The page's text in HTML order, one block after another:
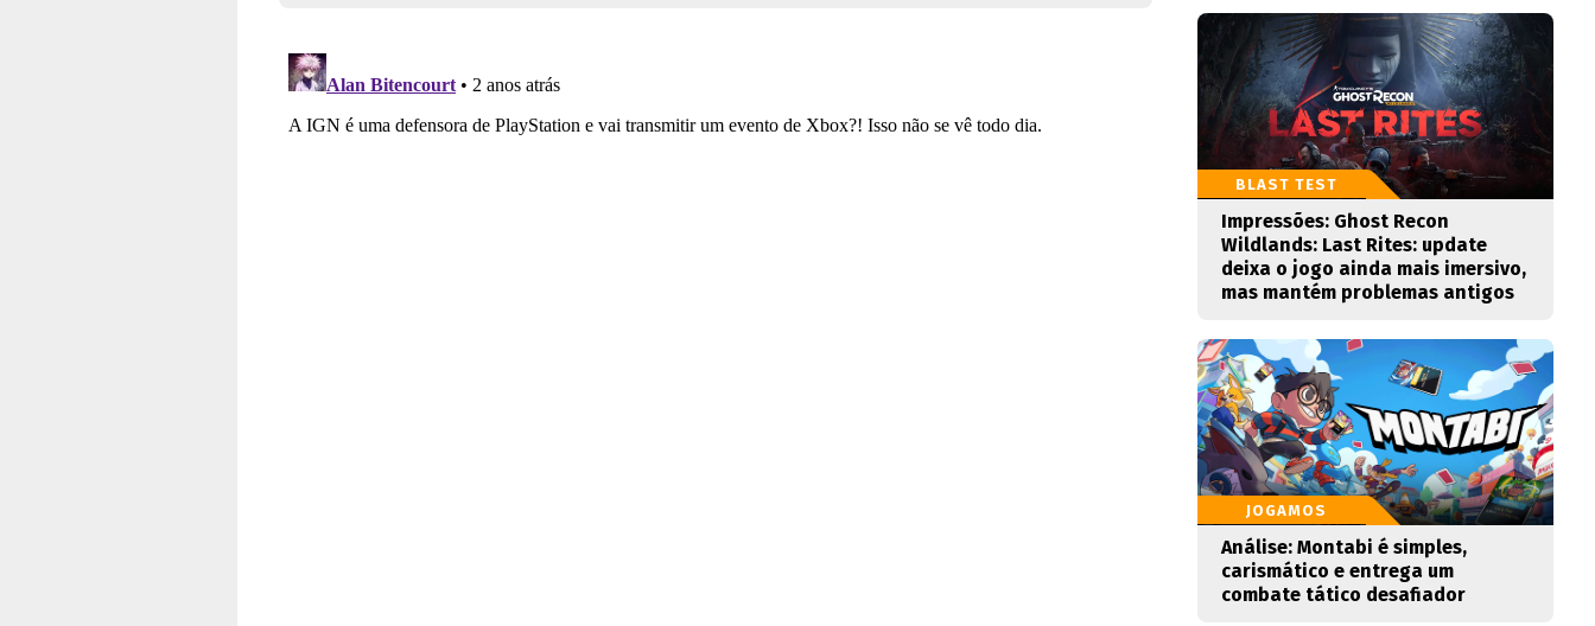
BLAST TEST
Impressões: Ghost Recon
Wildlands: Last Rites: update
deixa o jogo ainda mais imersivo,
mas mantém problemas antigos
JOGAMOS
Análise: Montabi é simples,
carismático e entrega um
combate tático desafiador